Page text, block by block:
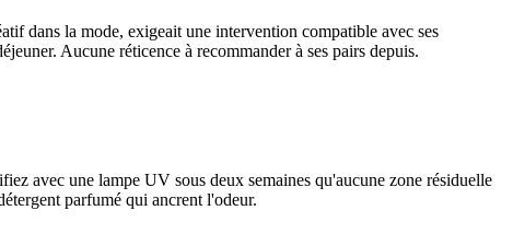
dans la mode, exigeait une intervention compatible avec ses
Aucune réticence à recommander à ses pairs depuis.
avec une lampe UV sous deux semaines qu'aucune zone résiduelle
parfumé qui ancrent l'odeur.